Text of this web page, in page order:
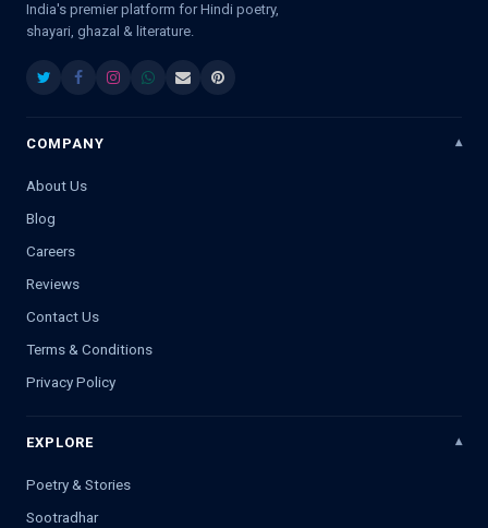
India's premier platform for Hindi poetry,
shayari, ghazal & literature.
COMPANY
About Us
Blog
Careers
Reviews
Contact Us
Terms & Conditions
Privacy Policy
EXPLORE
Poetry & Stories
Sootradhar